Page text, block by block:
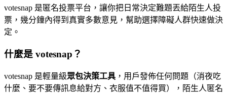
votesnap 是匿名投票平台，讓你把日常決定難題丟給陌生人投
票，幾分鐘內得到真實多數意見，幫助選擇障礙人群快速做決
定。
什麼是 votesnap？
votesnap 是輕量級眾包決策工具 ，用戶發佈任何問題（消夜吃
什麼、要不要傳訊息給對方、衣服值不值得買），陌生人匿名